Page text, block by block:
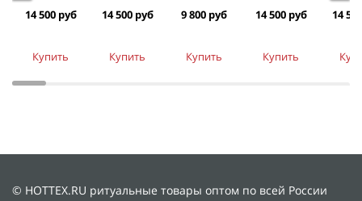
14 500 руб
Купить
14 500 руб
Купить
9 800 руб
Купить
14 500 руб
Купить
14
© HOTTEX.RU ритуальные товары оптом по всей России